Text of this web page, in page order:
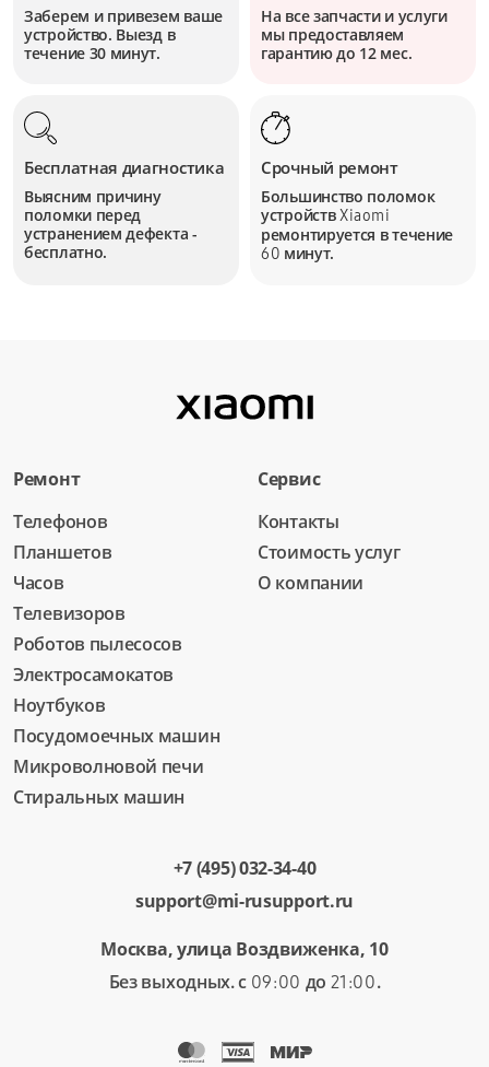
Заберем и привезем ваше
устройство. Выезд в
течение 30 минут.
На все запчасти и услуги
мы предоставляем
гарантию до 12 мес.
Бесплатная диагностика
Выясним причину
поломки перед
устранением дефекта -
бесплатно.
Срочный ремонт
Большинство поломок
устройствXiaomi
ремонтируется в течение
60 минут.
Ремонт
Телефонов
Планшетов
Часов
Телевизоров
Роботов пылесосов
Электросамокатов
Ноутбуков
Посудомоечных машин
Микроволновой печи
Стиральных машин
Сервис
Контакты
Стоимость услуг
О компании
+7 (495) 032-34-40
support@mi-rusupport.ru
Москва, улица Воздвиженка, 10
Без выходных. с 09:00 до 21:00.